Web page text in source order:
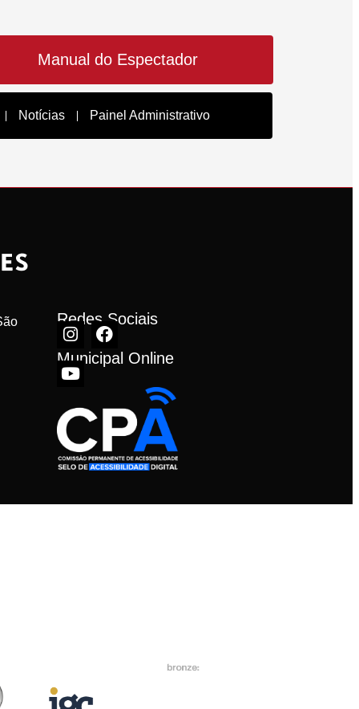
Manual do Espectador
Notícias Painel Administrativo
Redes Sociais
Municipal Online